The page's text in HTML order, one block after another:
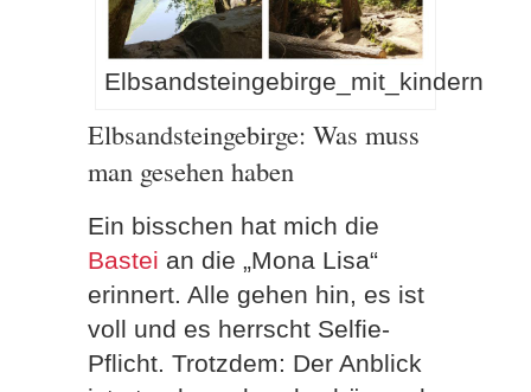
Elbsandsteingebirge_mit_kindern
Elbsandsteingebirge: Was muss
man gesehen haben
Ein bisschen hat mich die
Bastei an die „Mona Lisa“
erinnert. Alle gehen hin, es ist
voll und es herrscht Selfie-
Pflicht. Trotzdem: Der Anblick